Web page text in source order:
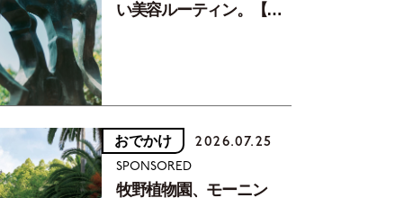
い美容ルーティン。【中
おでかけ 2026.07.25
SPONSORED
牧野植物園、モーニン